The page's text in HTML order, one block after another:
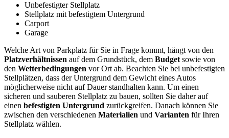
Unbefestigter Stellplatz
Stellplatz mit befestigtem Untergrund
Carport
Garage
Welche Art von Parkplatz für Sie in Frage kommt, hängt von den
Platzverhältnissen auf dem Grundstück, dem Budget sowie von
den Wetterbedingungen vor Ort ab. Beachten Sie bei unbefestigten
Stellplätzen, dass der Untergrund dem Gewicht eines Autos
möglicherweise nicht auf Dauer standhalten kann. Um einen
sicheren und sauberen Stellplatz zu bauen, sollten Sie daher auf
einen befestigten Untergrund zurückgreifen. Danach können Sie
zwischen den verschiedenen Materialien und Varianten für Ihren
Stellplatz wählen.